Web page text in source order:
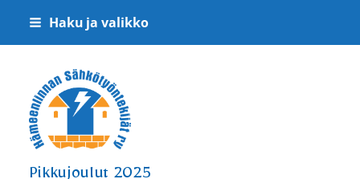
Siirry
sivun
sisältöön
Haku ja valikko
Hämeenlinnan Sähkötyöntekijät ry